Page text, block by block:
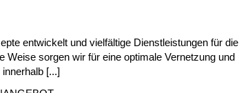
entwickelt und vielfältige Dienstleistungen für die
Weise sorgen wir für eine optimale Vernetzung und
[...]